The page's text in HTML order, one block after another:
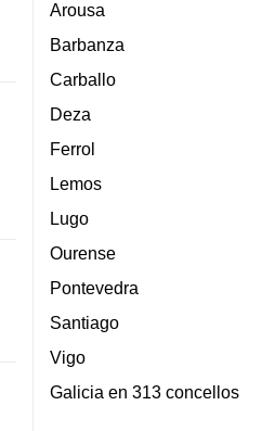
Arousa
Barbanza
Carballo
Deza
Ferrol
Lemos
Lugo
Ourense
Pontevedra
Santiago
Vigo
Galicia en 313 concellos